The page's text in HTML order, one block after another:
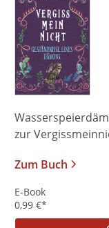
zur
Zum Buch
E-Book
0,99 €*